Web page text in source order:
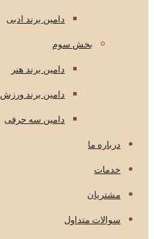
دامین برند ادبی
بخش سوم
دامین برند هنر
دامین برند ورزش
دامین سه حرفی
درباره ما
خدمات
مشتریان
سوالات متداول